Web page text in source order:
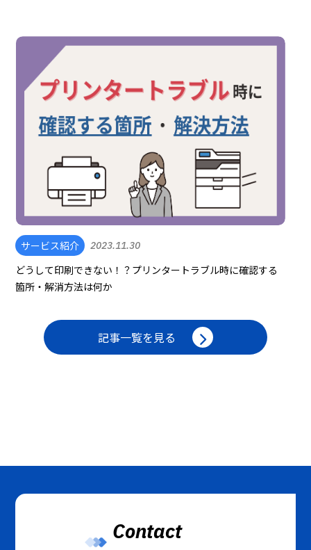
サービス紹介 2023.11.30
どうして印刷できない！？プリンタートラブル時に確認する
箇所・解消方法は何か
記事一覧を見る
Contact